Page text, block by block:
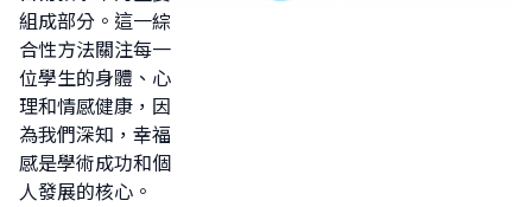
組成部分。這一綜
合性方法關注每一
位學生的身體、心
理和情感健康，因
為我們深知，幸福
感是學術成功和個
人發展的核心。